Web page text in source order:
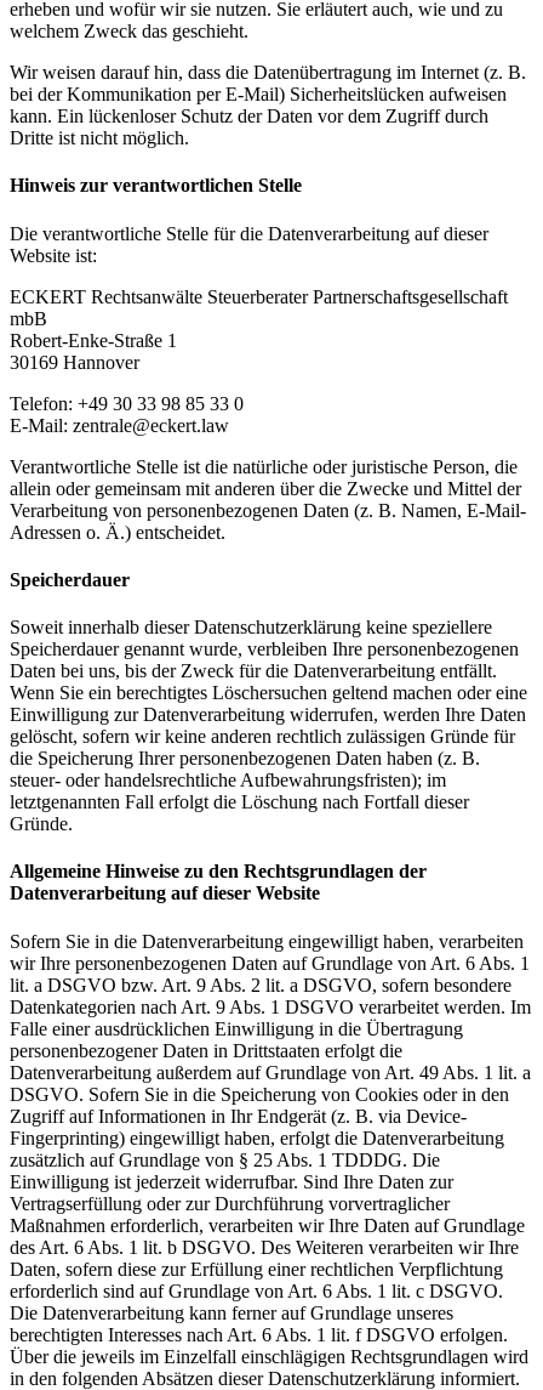
erheben und wofür wir sie nutzen. Sie erläutert auch, wie und zu
welchem Zweck das geschieht.
Wir weisen darauf hin, dass die Datenübertragung im Internet (z. B.
bei der Kommunikation per E-Mail) Sicherheitslücken aufweisen
kann. Ein lückenloser Schutz der Daten vor dem Zugriff durch
Dritte ist nicht möglich.
Hinweis zur verantwortlichen Stelle
Die verantwortliche Stelle für die Datenverarbeitung auf dieser
Website ist:
ECKERT Rechtsanwälte Steuerberater Partnerschaftsgesellschaft
mbB
Robert-Enke-Straße 1
30169 Hannover
Telefon: +49 30 33 98 85 33 0
E-Mail: zentrale@eckert.law
Verantwortliche Stelle ist die natürliche oder juristische Person, die
allein oder gemeinsam mit anderen über die Zwecke und Mittel der
Verarbeitung von personenbezogenen Daten (z. B. Namen, E-Mail-
Adressen o. Ä.) entscheidet.
Speicherdauer
Soweit innerhalb dieser Datenschutzerklärung keine speziellere
Speicherdauer genannt wurde, verbleiben Ihre personenbezogenen
Daten bei uns, bis der Zweck für die Datenverarbeitung entfällt.
Wenn Sie ein berechtigtes Löschersuchen geltend machen oder eine
Einwilligung zur Datenverarbeitung widerrufen, werden Ihre Daten
gelöscht, sofern wir keine anderen rechtlich zulässigen Gründe für
die Speicherung Ihrer personenbezogenen Daten haben (z. B.
steuer- oder handelsrechtliche Aufbewahrungsfristen); im
letztgenannten Fall erfolgt die Löschung nach Fortfall dieser
Gründe.
Allgemeine Hinweise zu den Rechtsgrundlagen der
Datenverarbeitung auf dieser Website
Sofern Sie in die Datenverarbeitung eingewilligt haben, verarbeiten
wir Ihre personenbezogenen Daten auf Grundlage von Art. 6 Abs. 1
lit. a DSGVO bzw. Art. 9 Abs. 2 lit. a DSGVO, sofern besondere
Datenkategorien nach Art. 9 Abs. 1 DSGVO verarbeitet werden. Im
Falle einer ausdrücklichen Einwilligung in die Übertragung
personenbezogener Daten in Drittstaaten erfolgt die
Datenverarbeitung außerdem auf Grundlage von Art. 49 Abs. 1 lit. a
DSGVO. Sofern Sie in die Speicherung von Cookies oder in den
Zugriff auf Informationen in Ihr Endgerät (z. B. via Device-
Fingerprinting) eingewilligt haben, erfolgt die Datenverarbeitung
zusätzlich auf Grundlage von § 25 Abs. 1 TDDDG. Die
Einwilligung ist jederzeit widerrufbar. Sind Ihre Daten zur
Vertragserfüllung oder zur Durchführung vorvertraglicher
Maßnahmen erforderlich, verarbeiten wir Ihre Daten auf Grundlage
des Art. 6 Abs. 1 lit. b DSGVO. Des Weiteren verarbeiten wir Ihre
Daten, sofern diese zur Erfüllung einer rechtlichen Verpflichtung
erforderlich sind auf Grundlage von Art. 6 Abs. 1 lit. c DSGVO.
Die Datenverarbeitung kann ferner auf Grundlage unseres
berechtigten Interesses nach Art. 6 Abs. 1 lit. f DSGVO erfolgen.
Über die jeweils im Einzelfall einschlägigen Rechtsgrundlagen wird
in den folgenden Absätzen dieser Datenschutzerklärung informiert.